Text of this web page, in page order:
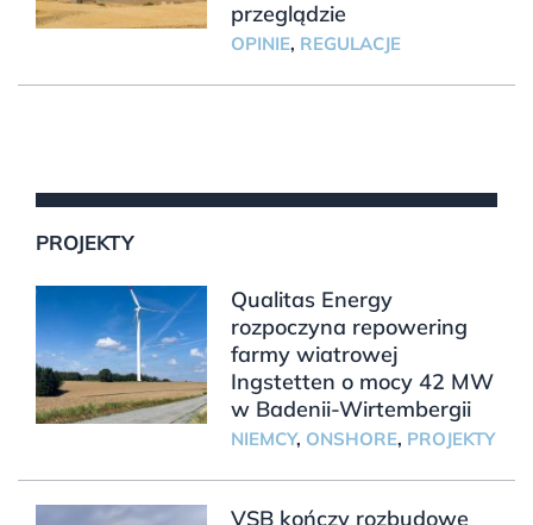
przeglądzie
OPINIE, REGULACJE
PROJEKTY
Qualitas Energy
rozpoczyna repowering
farmy wiatrowej
Ingstetten o mocy 42 MW
w Badenii-Wirtembergii
NIEMCY, ONSHORE, PROJEKTY
VSB kończy rozbudowę